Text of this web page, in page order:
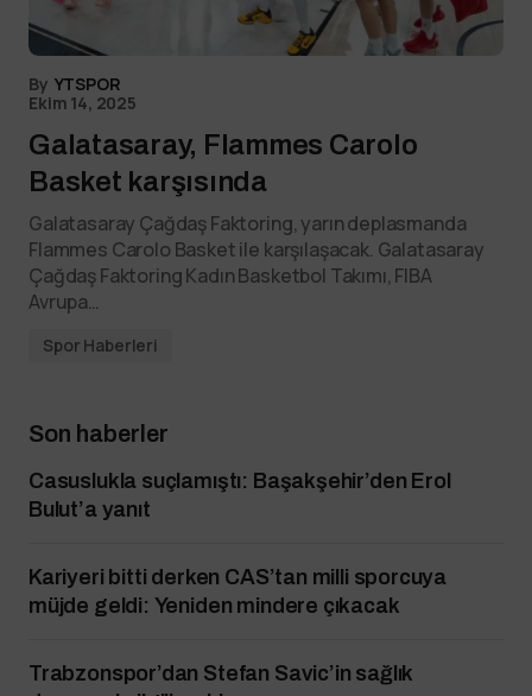
By YTSPOR
Ekim 14, 2025
Galatasaray, Flammes Carolo
Basket karşısında
Galatasaray Çağdaş Faktoring, yarın deplasmanda
Flammes Carolo Basket ile karşılaşacak. Galatasaray
Çağdaş Faktoring Kadın Basketbol Takımı, FIBA
Avrupa…
Spor Haberleri
Son haberler
Casuslukla suçlamıştı: Başakşehir’den Erol
Bulut’a yanıt
Kariyeri bitti derken CAS’tan milli sporcuya
müjde geldi: Yeniden mindere çıkacak
Trabzonspor’dan Stefan Savic’in sağlık